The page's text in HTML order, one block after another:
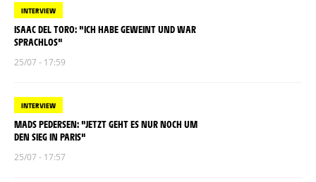
INTERVIEW
ISAAC DEL TORO: "ICH HABE GEWEINT UND WAR
SPRACHLOS"
25/07 - 17:59
INTERVIEW
MADS PEDERSEN: "JETZT GEHT ES NUR NOCH UM
DEN SIEG IN PARIS"
25/07 - 17:57